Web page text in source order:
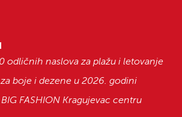
odličnih naslova za plažu i letovanje
boje i dezene u 2026. godini
FASHION Kragujevac centru